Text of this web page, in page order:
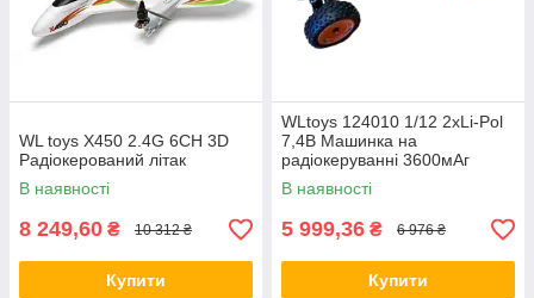
WL toys X450 2.4G 6CH 3D
Радіокерований літак
В наявності
8 249,60 ₴ 10 312 ₴
Купити
WLtoys 124010 1/12 2xLi-Pol
7,4В Машинка на
радіокеруванні 3600мАг
В наявності
5 999,36 ₴ 6 976 ₴
Купити